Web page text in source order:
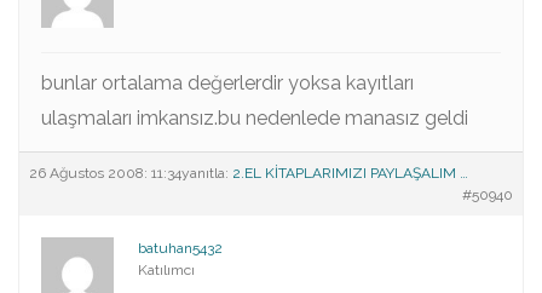
bunlar ortalama değerlerdir yoksa kayıtları
ulaşmaları imkansız.bu nedenlede manasız geldi
26 Ağustos 2008: 11:34yanıtla: 2.EL KİTAPLARIMIZI PAYLAŞALIM …
#50940
batuhan5432
Katılımcı